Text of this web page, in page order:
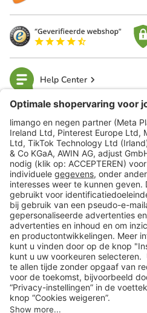
Help Center
limango
Veilig winkelen
Klantenservice
Shop
Acties